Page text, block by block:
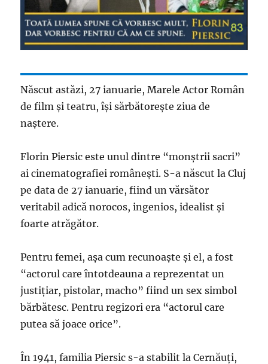
Născut astăzi, 27 ianuarie, Marele Actor Român
de film şi teatru, îşi sărbătoreşte ziua de
naştere.
Florin Piersic este unul dintre “monştrii sacri”
ai cinematografiei româneşti. S-a născut la Cluj
pe data de 27 ianuarie, fiind un vărsător
veritabil adică norocos, ingenios, idealist şi
foarte atrăgător.
Pentru femei, aşa cum recunoaşte şi el, a fost
“actorul care întotdeauna a reprezentat un
justiţiar, pistolar, macho” fiind un sex simbol
bărbătesc. Pentru regizori era “actorul care
putea să joace orice”.
În 1941, familia Piersic s-a stabilit la Cernăuţi,